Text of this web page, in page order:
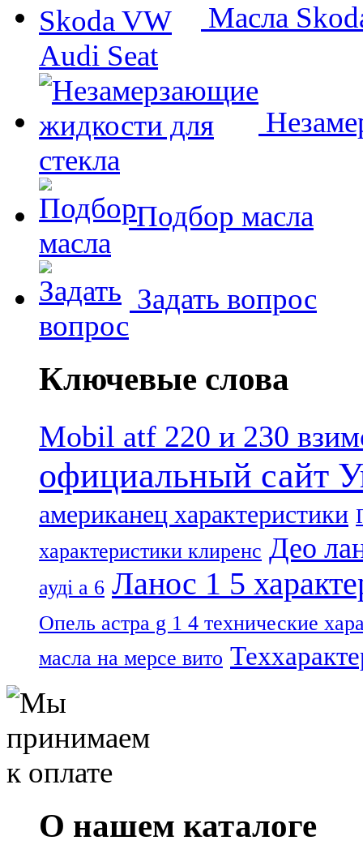
Масла
Подбор масла
Задать вопрос
Ключевые слова
Mobil atf 220 и 230
официальный сайт
американец характеристики
характеристики клиренс Део
ауді а 6 Ланос 1 5
Опель астра g 1 4 технические
масла на мерсе вито
О нашем каталоге